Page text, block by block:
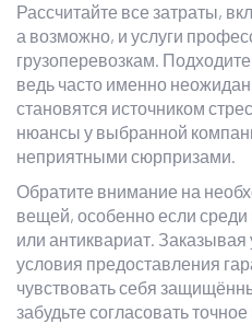
Рассчитайте все затраты,
а возможно, и услуги
грузоперевозкам.
ведь часто именно
становятся источником
нюансы у выбранной
неприятными сюрпризами.
Обратите внимание на
вещей, особенно если среди
или антиквариат. Заказывая
условия предоставления
чувствовать себя
забудьте согласовать